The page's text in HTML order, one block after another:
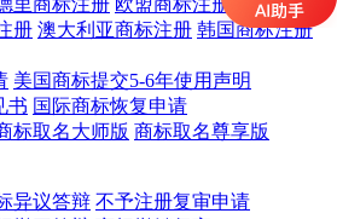
里商标注册 欧盟商标注册
英国商标
册 澳大利亚商标注册 韩国商标注册
美国商标提交5-6年使用声明
书 国际商标恢复申请
标取名大师版 商标取名尊享版
异议答辩 不予注册复审申请